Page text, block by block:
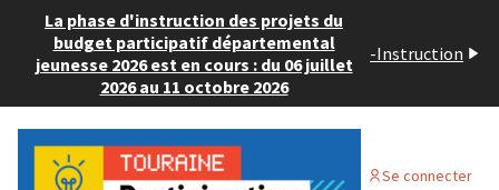
La phase d'instruction des projets du
budget participatif départemental
jeunesse 2026 est en cours : du 06 juillet
2026 au 11 octobre 2026
-Instruction
Se connecter